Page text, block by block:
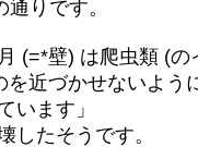
りです。
(=*壁) は爬虫類 (の
を近づかせないよう
います」
したそうです。